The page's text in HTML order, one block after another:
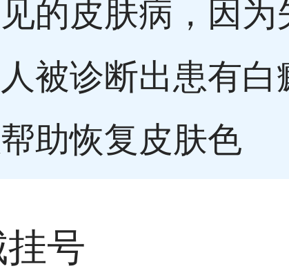
的皮肤病，因
被诊断出患有
助恢复皮肤色
号